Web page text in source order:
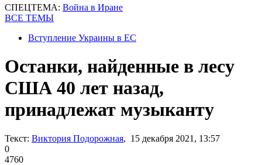
СПЕЦТЕМА: Война в Иране
ВСЕ ТЕМЫ
Вступление Украины в ЕС
Останки, найденные в лесу
США 40 лет назад,
принадлежат музыканту
Текст: Виктория Подорожная, 15 декабря 2021, 13:57
0
4760